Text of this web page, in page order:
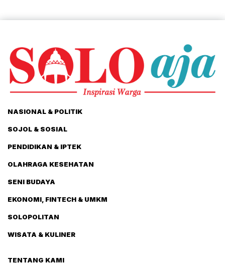
NASIONAL & POLITIK
SOJOL & SOSIAL
PENDIDIKAN & IPTEK
OLAHRAGA KESEHATAN
SENI BUDAYA
EKONOMI, FINTECH & UMKM
SOLOPOLITAN
WISATA & KULINER
TENTANG KAMI